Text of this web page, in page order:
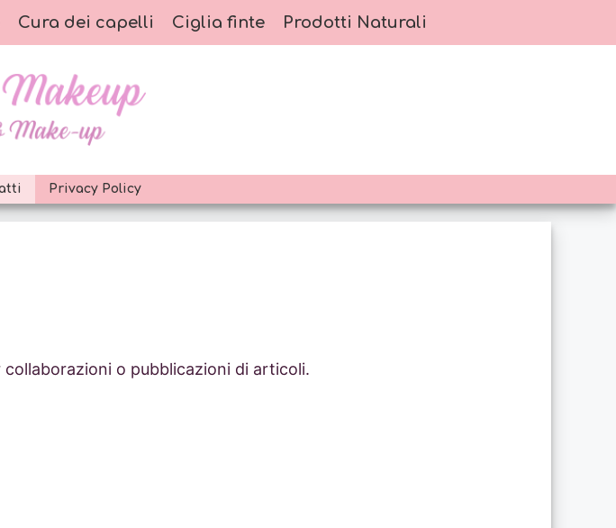
Cura dei capelli Ciglia finte Prodotti Naturali
Privacy Policy
o pubblicazioni di articoli.